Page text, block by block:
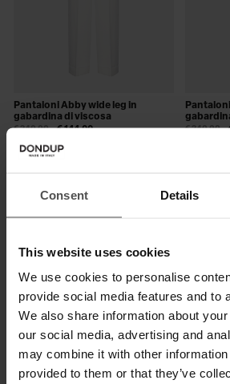
Consent Details
This website uses cookies
We use cookies to personalise
provide social media features and to
We also share information about
our social media, advertising and
may combine it with other information
provided to them or that they’ve
Pantaloni Abby wide leg in
gabardina di viscosa
€ 144,00
€ 240,00 € 240,00
Pantaloni Janice wide leg in